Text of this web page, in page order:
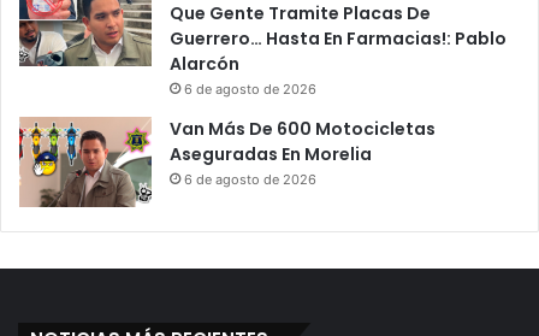
Que Gente Tramite Placas De
Guerrero… Hasta En Farmacias!: Pablo
Alarcón
6 de agosto de 2026
Van Más De 600 Motocicletas
Aseguradas En Morelia
6 de agosto de 2026